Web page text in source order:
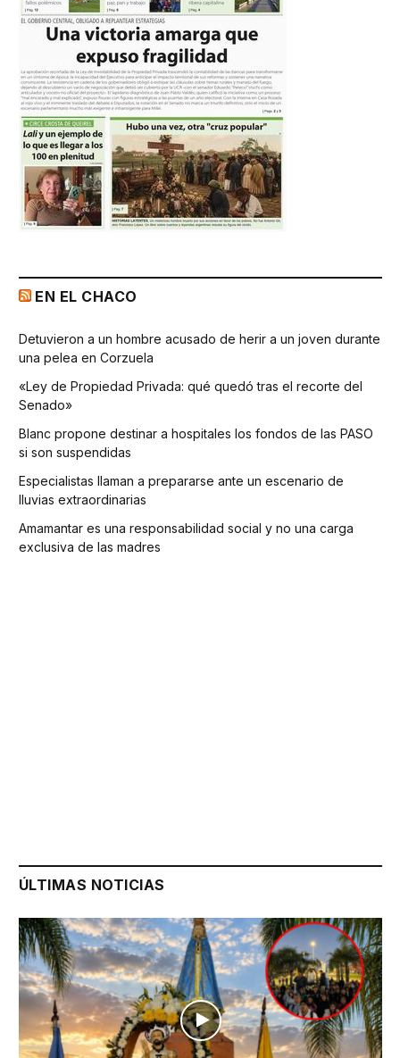
EN EL CHACO
Detuvieron a un hombre acusado de herir a un joven durante
una pelea en Corzuela
«Ley de Propiedad Privada: qué quedó tras el recorte del
Senado»
Blanc propone destinar a hospitales los fondos de las PASO
si son suspendidas
Especialistas llaman a prepararse ante un escenario de
lluvias extraordinarias
Amamantar es una responsabilidad social y no una carga
exclusiva de las madres
ÚLTIMAS NOTICIAS